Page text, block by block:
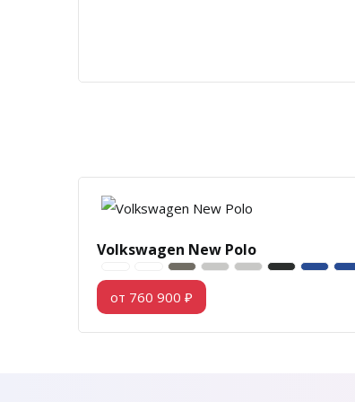
Volkswagen New Polo
от 760 900 ₽